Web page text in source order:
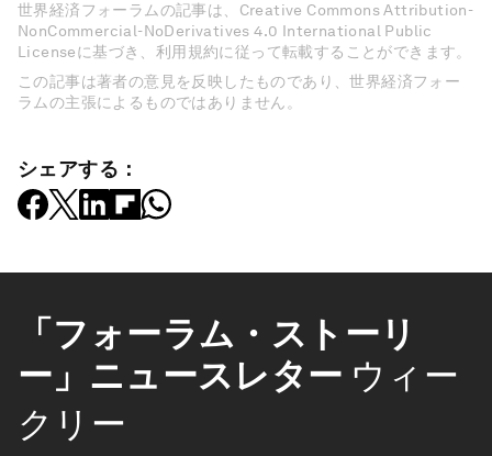
世界経済フォーラムの記事は、Creative Commons Attribution-
NonCommercial-NoDerivatives 4.0 International Public
Licenseに基づき、利用規約に従って転載することができます。
この記事は著者の意見を反映したものであり、世界経済フォー
ラムの主張によるものではありません。
シェアする：
「フォーラム・ストーリ
ー」ニュースレター ウィー
クリー